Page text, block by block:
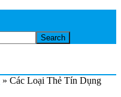
» Các Loại Thẻ Tín Dụng